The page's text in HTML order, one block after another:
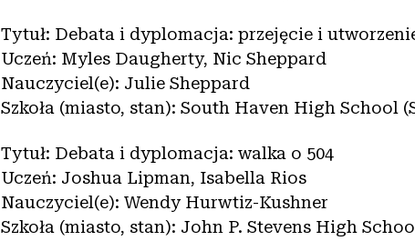
Tytuł: Debata i dyplomacja: przejęcie i
Uczeń: Myles Daugherty, Nic Sheppard
Nauczyciel(e): Julie Sheppard
Szkoła (miasto, stan): South Haven High School
Tytuł: Debata i dyplomacja: walka o 504
Uczeń: Joshua Lipman, Isabella Rios
Nauczyciel(e): Wendy Hurwtiz-Kushner
Szkoła (miasto, stan): John P. Stevens High